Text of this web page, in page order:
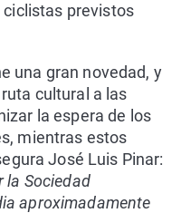
previstos
una gran novedad, y
cultural a las
la espera de los
mientras estos
José Luis Pinar:
la Sociedad
aproximadamente